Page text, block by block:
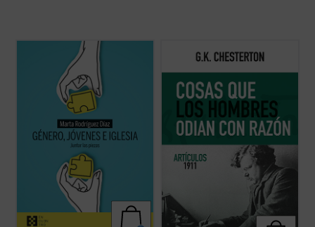
Alrededor del género se ha abierto una
enorme brecha que separa a padres e
hijos, nietos y abuelos. No hay quien se
entienda y se escuche. En las familias es
motivo de disputa, los hijos no se sienten
acogidos y los padres se frustran ante
(ver ficha)
Coincidiendo ahora con el 150 aniversario
del nacimiento de su autor, este sexto
sufragistas, la prensa, otros temas
habituales y nombres tan representativos
(ver ficha)